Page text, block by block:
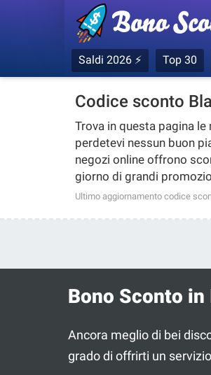
Saldi 2026 ⚡ Top 30
Codice sconto
Trova in questa pagina
perdetevi nessun buon
negozi online offrono
giorno di grandi
Ultimo aggiornamento codice
Bono Sconto
Ancora meglio di bei
grado di offrirti un